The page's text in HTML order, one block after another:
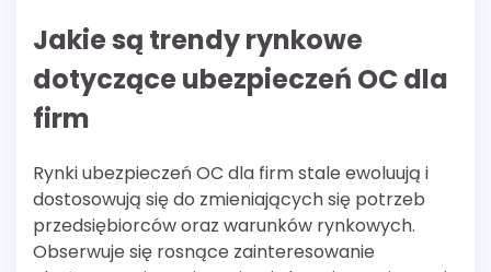
Jakie są trendy rynkowe
dotyczące ubezpieczeń OC dla
firm
Rynki ubezpieczeń OC dla firm stale ewoluują i
dostosowują się do zmieniających się potrzeb
przedsiębiorców oraz warunków rynkowych.
Obserwuje się rosnące zainteresowanie